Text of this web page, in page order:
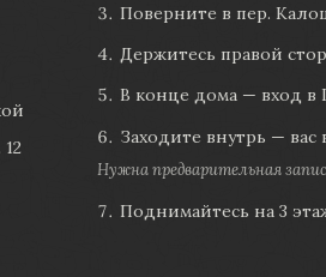
Поверните в пер.
Держитесь правой
В конце дома — вход
Заходите внутрь — вас
Нужна предварительная
Поднимайтесь на 3